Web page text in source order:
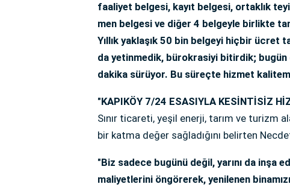
faaliyet belgesi, kayıt belgesi, ortaklık
men belgesi ve diğer 4 belgeyle birlikte
Yıllık yaklaşık 50 bin belgeyi hiçbir ücret
da yetinmedik, bürokrasiyi bitirdik;
dakika sürüyor. Bu süreçte hizmet
"KAPIKÖY 7/24 ESASIYLA KESİNTİSİZ
Sınır ticareti, yeşil enerji, tarım ve turizm
bir katma değer sağladığını belirten
"Biz sadece bugünü değil, yarını da inşa
maliyetlerini öngörerek, yenilenen